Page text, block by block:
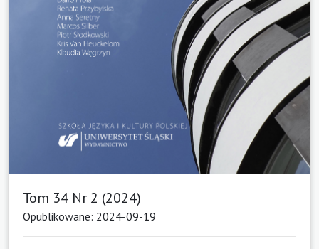
Tom 34 Nr 2 (2024)
Opublikowane: 2024-09-19